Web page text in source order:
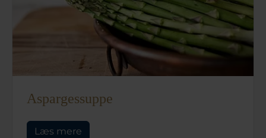
Aspargessuppe
Læs mere